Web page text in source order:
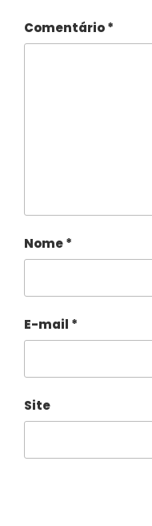
Comentário*
Nome*
E-mail *
Site